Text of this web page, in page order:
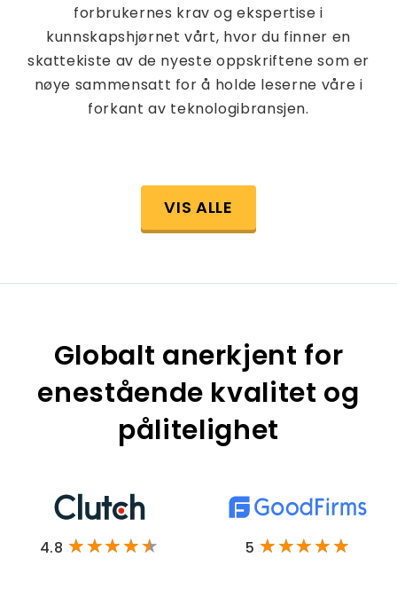
forbrukernes krav og ekspertise i
kunnskapshjørnet vårt, hvor du finner en
skattekiste av de nyeste oppskriftene som er
nøye sammensatt for å holde leserne våre i
forkant av teknologibransjen.
VIS ALLE
Globalt anerkjent for
enestående kvalitet og
pålitelighet
4.8 5